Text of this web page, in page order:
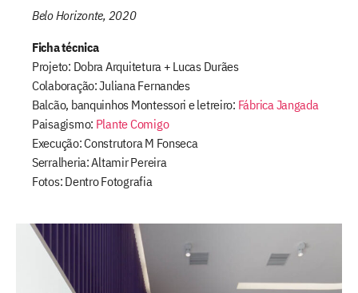
Belo Horizonte, 2020
Ficha técnica
Projeto: Dobra Arquitetura + Lucas Durães
Colaboração: Juliana Fernandes
Balcão, banquinhos Montessori e letreiro: Fábrica Jangada
Paisagismo: Plante Comigo
Execução: Construtora M Fonseca
Serralheria: Altamir Pereira
Fotos: Dentro Fotografia